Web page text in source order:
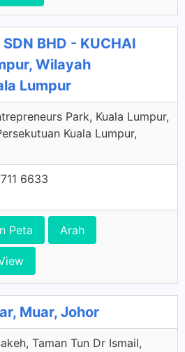
SDN BHD - KUCHAI
Wilayah
Lumpur
Park, Kuala Lumpur,
Kuala Lumpur,
6633
Peta Arah
Muar, Johor
Taman Tun Dr Ismail,